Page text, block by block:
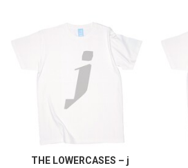
THE LOWERCASES – j